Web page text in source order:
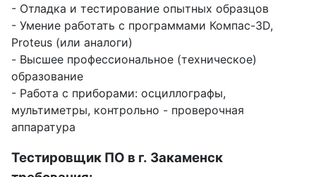
- Отладка и тестирование опытных образцов
- Умение работать с программами Компас-3D,
Proteus (или аналоги)
- Высшее профессиональное (техническое)
образование
- Работа с приборами: осциллографы,
мультиметры, контрольно - проверочная
аппаратура
Тестировщик ПО в г. Закаменск